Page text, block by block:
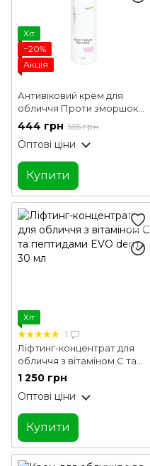
Хіт
−20%
Акція
Антивіковий крем для
обличчя Проти зморшок
Chaban 30 мл
444 грн 555 грн
Оптові ціни
Купити
Хіт
1
Ліфтинг-концентрат для
обличчя з вітаміном С та
пептидами EVO derm 30 мл
1 250 грн
Оптові ціни
Купити